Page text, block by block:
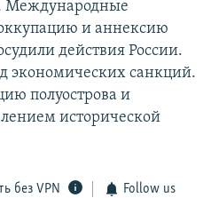
Международные
и аннексию
действия России.
экономических санкций.
полуострова и
исторической
без VPN Follow us